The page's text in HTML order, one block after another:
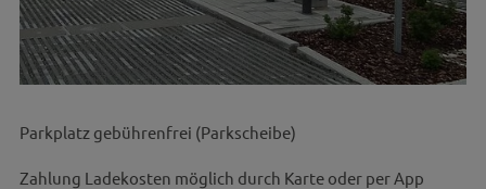
Parkplatz gebührenfrei (Parkscheibe)
Zahlung Ladekosten möglich durch Karte oder per App